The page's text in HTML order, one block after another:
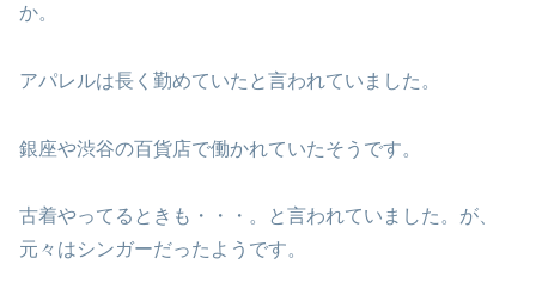
か。
アパレルは長く勤めていたと言われていました。
銀座や渋谷の百貨店で働かれていたそうです。
古着やってるときも・・・。と言われていました。が、
元々はシンガーだったようです。